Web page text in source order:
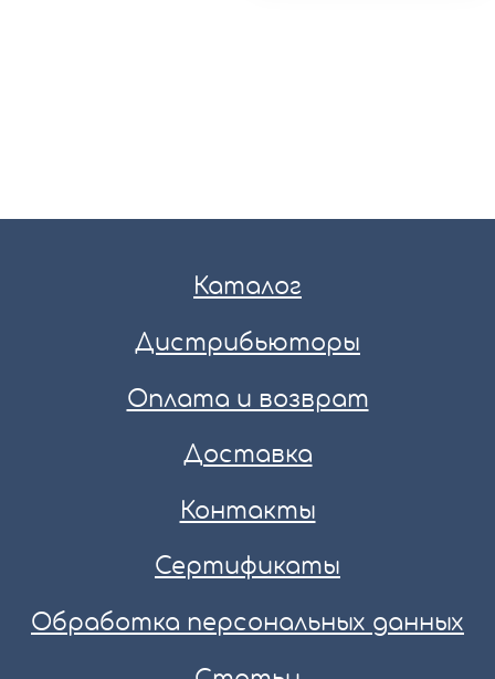
Каталог
Дистрибьюторы
Оплата и возврат
Доставка
Контакты
Сертификаты
Обработка персональных данных